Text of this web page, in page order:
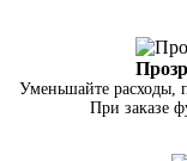
Уменьшайте расходы,
При заказе